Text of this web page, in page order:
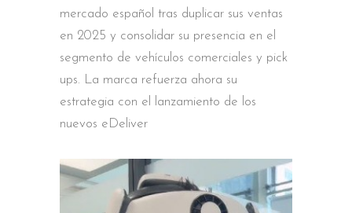
mercado español tras duplicar sus ventas
en 2025 y consolidar su presencia en el
segmento de vehículos comerciales y pick
ups. La marca refuerza ahora su
estrategia con el lanzamiento de los
nuevos eDeliver